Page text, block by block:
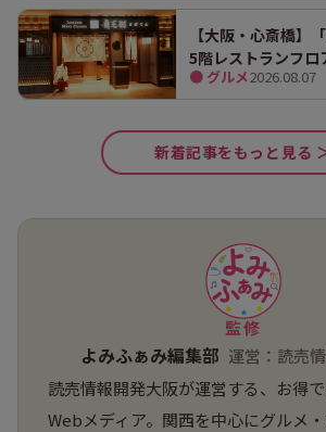
【大阪・心斎橋】
5階レストランフロ
プン！ 全国初・関
な9店舗
● グルメ2026.08.07
新着記事をもっと見る
監修
よみふぁみ編集部 運営：読売
読売情報開発大阪が運営する、お得
Webメディア。関西を中心にグルメ